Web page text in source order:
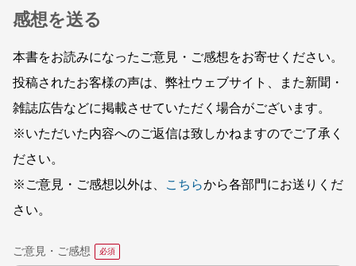
感想を送る
本書をお読みになったご意見・ご感想をお寄せください。
投稿されたお客様の声は、弊社ウェブサイト、また新聞・
雑誌広告などに掲載させていただく場合がございます。
※いただいた内容へのご返信は致しかねますのでご了承く
ださい。
※ご意見・ご感想以外は、
こちらから各部門にお送りくだ
さい。
ご意見・ご感想